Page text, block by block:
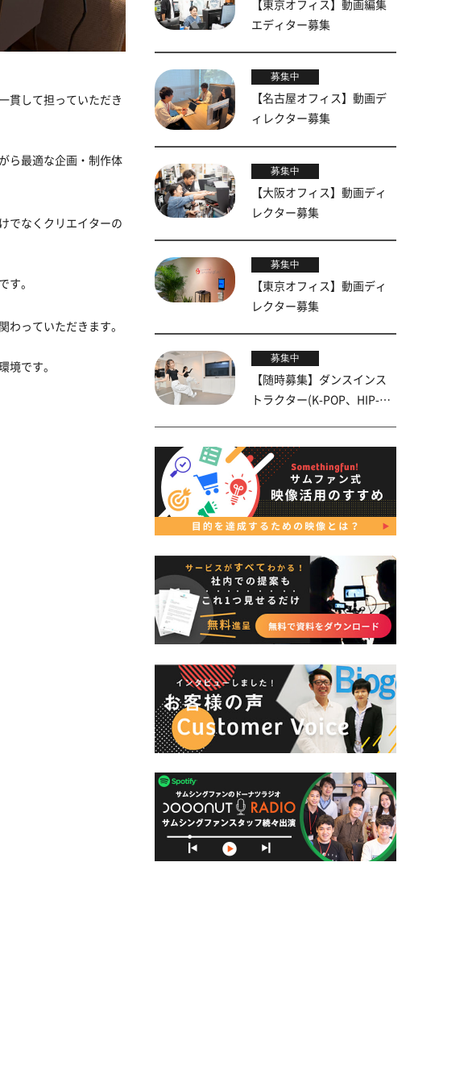
貫して担っていただき
ら最適な企画・制作体
でなくクリエイターの
す。
わっていただきます。
境です。
【東京オフィス】動画編集
エディター募集
募集中
【名古屋オフィス】動画デ
ィレクター募集
募集中
【大阪オフィス】動画ディ
レクター募集
募集中
【東京オフィス】動画ディ
レクター募集
募集中
【随時募集】ダンスインス
トラクター(K-POP、HIP-